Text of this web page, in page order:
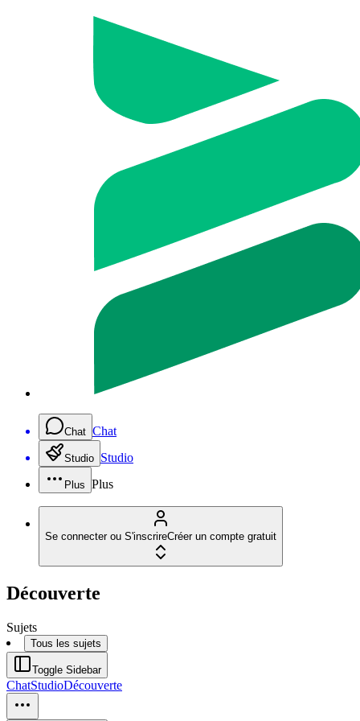
Chat Chat
Studio Studio
Plus Plus
Se connecter ou S'inscrireCréer un compte gratuit
Découverte
Sujets
Tous les sujets
Toggle Sidebar
ChatStudioDécouverte